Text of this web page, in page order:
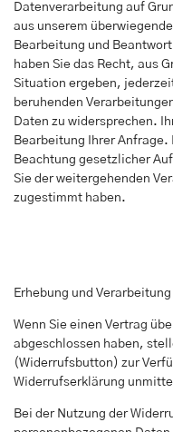
Datenverarbeitung auf
aus unserem
Bearbeitung und
haben Sie das Recht, aus
Situation ergeben,
beruhenden
Daten zu widersprechen.
Bearbeitung Ihrer
Beachtung gesetzlicher
Sie der weitergehenden
zugestimmt haben.
Erhebung und
Wenn Sie einen Vertrag
abgeschlossen haben,
(Widerrufsbutton) zur
Widerrufserklärung
Bei der Nutzung der